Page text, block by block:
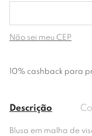
Não sei meu CEP
10% cashback para
Descrição
Blusa em malha de